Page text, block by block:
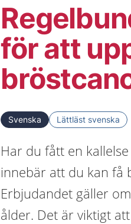
för att
Svenska Lättläst svenska
Har du fått en
innebär att du kan få
Erbjudandet gäller
ålder. Det är viktigt